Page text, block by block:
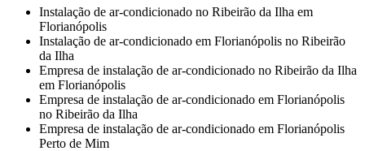
Instalação de ar-condicionado no Ribeirão da Ilha em
Florianópolis
Instalação de ar-condicionado em Florianópolis no Ribeirão
da Ilha
Empresa de instalação de ar-condicionado no Ribeirão da Ilha
em Florianópolis
Empresa de instalação de ar-condicionado em Florianópolis
no Ribeirão da Ilha
Empresa de instalação de ar-condicionado em Florianópolis
Perto de Mim